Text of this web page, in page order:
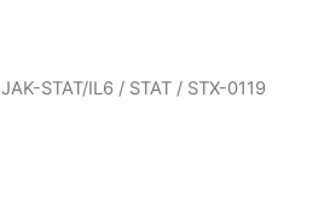
JAK-STAT/IL6/ STAT/ STX-0119